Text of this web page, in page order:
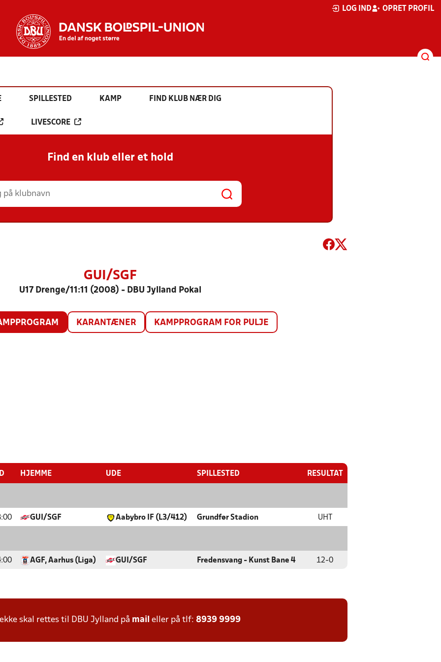
LOG IND OPRET PROFIL
SPILLESTED KAMP FIND KLUB NÆR DIG
LIVESCORE
Find en klub eller et hold
GUI/SGF
U17 Drenge/11:11 (2008) - DBU Jylland Pokal
KARANTÆNER KAMPPROGRAM FOR PULJE
HJEMME UDE SPILLESTED RESULTAT
GUI/SGF Aabybro IF (L3/412) Grundfør Stadion UHT
AGF, Aarhus (Liga) GUI/SGF Fredensvang - Kunst Bane 4 12-0
skal rettes til DBU Jylland på mail eller på tlf: 8939 9999